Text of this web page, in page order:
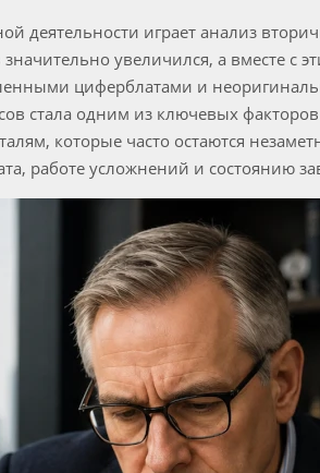
деятельности играет анализ
увеличился, а вместе с
циферблатами и
стала одним из ключевых
которые часто остаются
работе усложнений и состоянию